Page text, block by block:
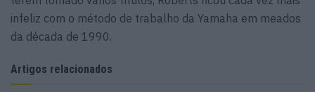
infeliz com o método de trabalho da Yamaha em meados
da década de 1990.
Artigos relacionados